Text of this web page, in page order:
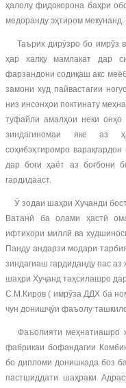
ҳалолу фидокорона баҳри
медоранду эҳтиром мекунанд.
Таърих дирӯзро бо имрўз
ҳар халқу мамлакат дар
фарзандони содиқаш акс
замони худ пайвастагии
низ инсонҳои поктинату
туфайли амалҳои неки онҳо
зиндагиномаи яке аз
соҳибэҳтиромро
дар боғи ҳаёт аз боғбони
гардидааст.
Ӯ зодаи шаҳри Хуҷанди
Ватанӣ ба олами ҳастӣ
ифтихори миллӣ ва
Панду андарзи модари
зиндагиаш гардиданду пас
шаҳри Хуҷанд таҳсилашро
С.М.Киров ( имрӯза ДДХ ба
чун донишҷӯи фаъолу
Фаъолияти меҳнатиашро
фабрикаи бофандагии
бо дипломи донишкада боз
пастшиддати шаҳраки